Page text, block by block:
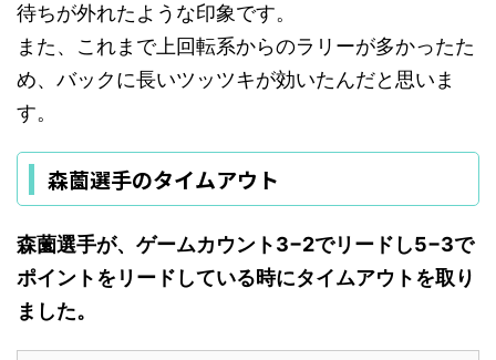
待ちが外れたような印象です。
また、これまで上回転系からのラリーが多かったた
め、バックに長いツッツキが効いたんだと思いま
す。
森薗選手のタイムアウト
森薗選手が、ゲームカウント3−2でリードし5−3で
ポイントをリードしている時にタイムアウトを取り
ました。